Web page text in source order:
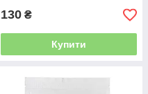
130 ₴
Купити